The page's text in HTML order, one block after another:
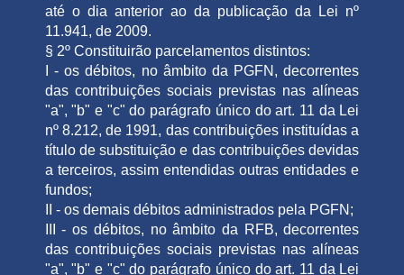
até o dia anterior ao da publicação da Lei nº
11.941, de 2009.
§ 2º Constituirão parcelamentos distintos:
I - os débitos, no âmbito da PGFN, decorrentes
das contribuições sociais previstas nas alíneas
"a", "b" e "c" do parágrafo único do art. 11 da Lei
nº 8.212, de 1991, das contribuições instituídas a
título de substituição e das contribuições devidas
a terceiros, assim entendidas outras entidades e
fundos;
II - os demais débitos administrados pela PGFN;
III - os débitos, no âmbito da RFB, decorrentes
das contribuições sociais previstas nas alíneas
"a", "b" e "c" do parágrafo único do art. 11 da Lei